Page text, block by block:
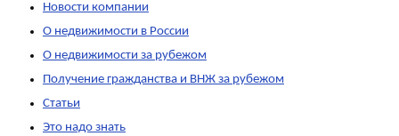
Новости компании
О недвижимости в России
О недвижимости за рубежом
Получение гражданства и ВНЖ за рубежом
Статьи
Это надо знать